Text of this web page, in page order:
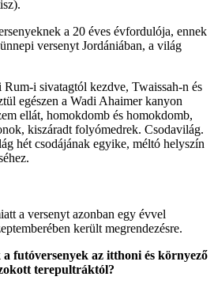
a 20 éves évfordulója, ennek
versenyt Jordániában, a világ
i sivatagtól kezdve, Twaissah-n és
egészen a Wadi Ahaimer kanyon
ellát, homokdomb és homokdomb,
kiszáradt folyómedrek. Csodavilág.
hét csodájának egyike, méltó helyszín
a versenyt azonban egy évvel
került megrendezésre.
futóversenyek az itthoni és környező
terepultráktól?